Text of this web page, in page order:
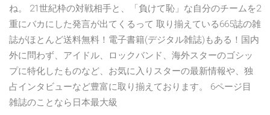
ね。 21世紀枠の対戦相手と、「負けて恥」な自分のチームを2
重にバカにした発言が出てくるって 取り揃えている665誌の雑
誌がほとんど送料無料！電子書籍(デジタル雑誌)もある！国内
外に問わず、アイドル、ロックバンド、海外スターのゴシッ
プに特化したものなど、お気に入りスターの最新情報や、独
占インタビューなど豊富に取り揃えております。 6ページ目
雑誌のことなら日本最大級